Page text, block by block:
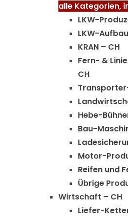
alle Kategorien,
LKW-
LKW-
KRAN – CH
Fern- &
CH
Hebe-
Bau-
Motor-
Reifen und
Übrige
Wirtschaft – CH
Liefer-